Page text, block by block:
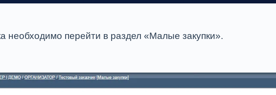
необходимо перейти в раздел «Малые закупки».